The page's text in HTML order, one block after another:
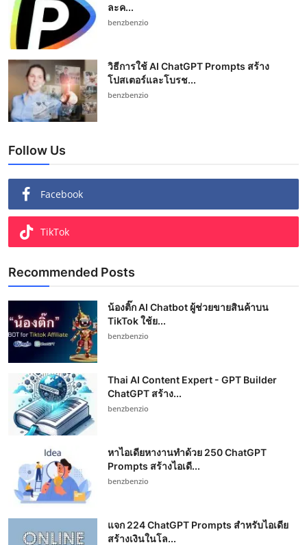
ละค...
benzbenzio
วิธีการใช้ AI ChatGPT Prompts สร้าง
โปสเตอร์และโบรช...
benzbenzio
Follow Us
Facebook
TikTok
Recommended Posts
น้องติ๊ก AI Chatbot ผู้ช่วยขายสินค้าบน
TikTok ใช้ย...
benzbenzio
Thai AI Content Expert - GPT Builder
ChatGPT สร้าง...
benzbenzio
หาไอเดียหางานทำด้วย 250 ChatGPT
Prompts สร้างไอเดี...
benzbenzio
แจก 224 ChatGPT Prompts สำหรับไอเดีย
สร้างเงินในโล...